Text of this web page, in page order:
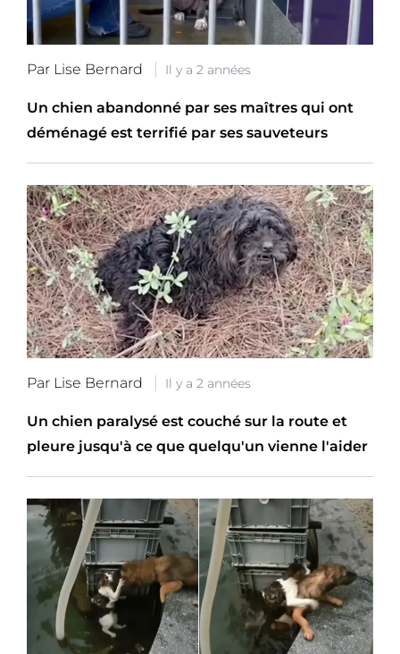
Par Lise Bernard Il y a 2 années
Un chien abandonné par ses maîtres qui ont
déménagé est terrifié par ses sauveteurs
Par Lise Bernard Il y a 2 années
Un chien paralysé est couché sur la route et
pleure jusqu'à ce que quelqu'un vienne l'aider